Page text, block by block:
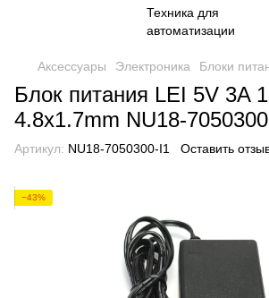
Аксессуары Электроника Блоки
Блок питания LEI 5V 3A
4.8x1.7mm NU18-
Артикул: NU18-7050300-I1 Оставить
−43%